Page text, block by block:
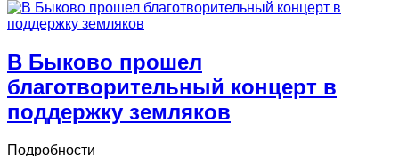
В Быково прошел
благотворительный концерт в
поддержку земляков
Подробности